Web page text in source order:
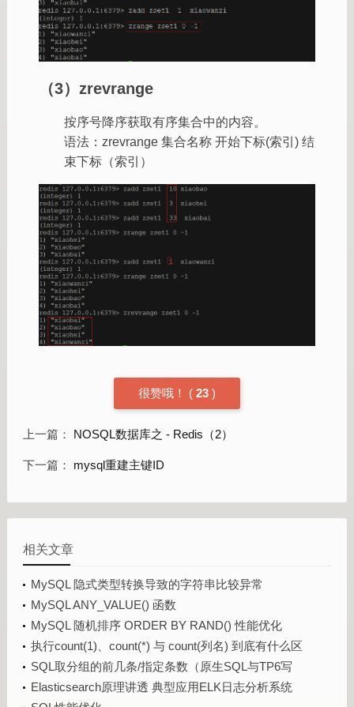
（3）zrevrange
按序号降序获取有序集合中的内容。
语法：zrevrange 集合名称 开始下标(索引) 结
束下标（索引）
很赞哦！ (23 )
上一篇： NOSQL数据库之 - Redis（2）
下一篇： mysql重建主键ID
相关文章
MySQL 隐式类型转换导致的字符串比较异常
MySQL ANY_VALUE() 函数
MySQL 随机排序 ORDER BY RAND() 性能优化
执行count(1)、count(*) 与 count(列名) 到底有什么区
别？
SQL取分组的前几条/指定条数（原生SQL与TP6写
法）
Elasticsearch原理讲透 典型应用ELK日志分析系统